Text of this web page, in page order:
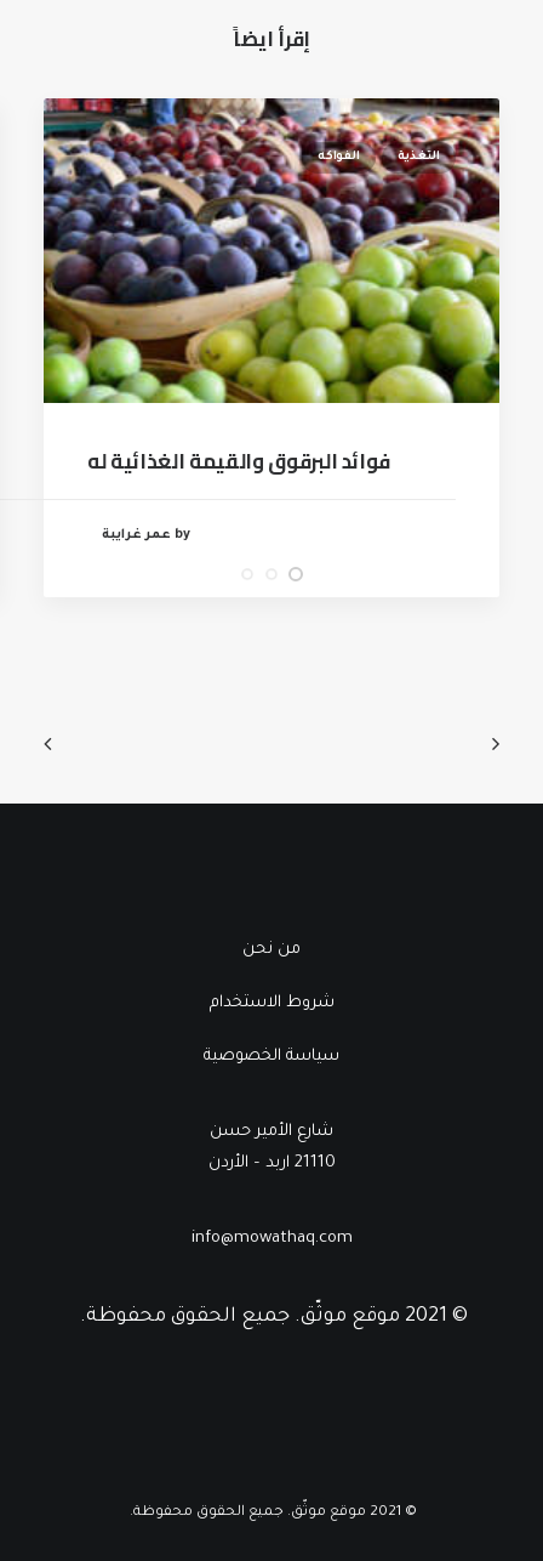
إقرأ ايضاً
التغذية الفواكه
فوائد البرقوق والقيمة الغذائية له
by عمر غرايبة
© 2021 موقع موثّق. جميع الحقوق محفوظة.
من نحن
شروط الاستخدام
سياسة الخصوصية
شارع الأمير حسن
21110 اربد – الأردن
info@mowathaq.com
© 2021 موقع موثّق. جميع الحقوق محفوظة.